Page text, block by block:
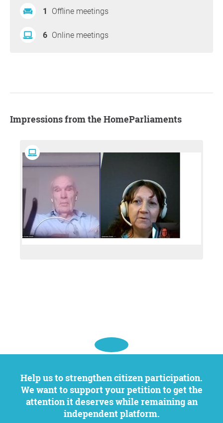
1 Offline meetings
6 Online meetings
Impressions from the HomeParliaments
Help us to strengthen citizen participation.
We want to support your petition to get the
attention it deserves while remaining an
independent platform.